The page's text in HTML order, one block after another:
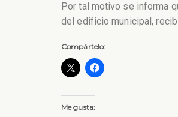
Por tal motivo se informa
del edificio municipal,
Compártelo:
Me gusta: